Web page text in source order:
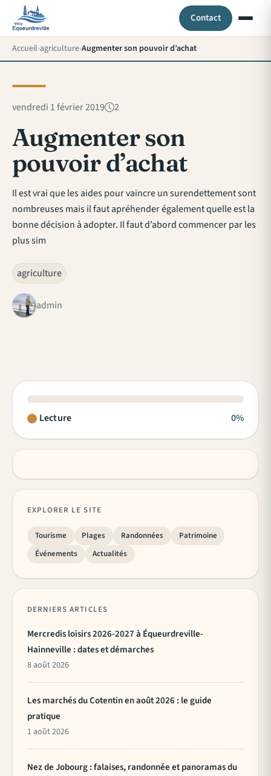
Contact
Accueil agriculture Augmenter son pouvoir d’achat
vendredi 1 février 2019 2
Augmenter son
pouvoir d’achat
Il est vrai que les aides pour vaincre un surendettement sont
nombreuses mais il faut apréhender également quelle est la
bonne décision à adopter. Il faut d’abord commencer par les
plus sim
agriculture
admin
Lecture 0%
EXPLORER LE SITE
Tourisme Plages Randonnées
Patrimoine
Événements
Actualités
DERNIERS ARTICLES
Mercredis loisirs 2026-2027 à Équeurdreville-
Hainneville : dates et démarches
8 août 2026
Les marchés du Cotentin en août 2026 : le guide
pratique
1 août 2026
Nez de Jobourg : falaises, randonnée et panoramas du